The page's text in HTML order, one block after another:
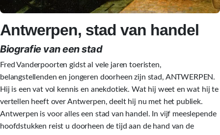
Antwerpen, stad van handel
Biografie van een stad
Fred Vanderpoorten gidst al vele jaren toeristen,
belangstellenden en jongeren doorheen zijn stad, ANTWERPEN.
Hij is een vat vol kennis en anekdotiek. Wat hij weet en wat hij te
vertellen heeft over Antwerpen, deelt hij nu met het publiek.
Antwerpen is voor alles een stad van handel. In vijf meeslepende
hoofdstukken reist u doorheen de tijd aan de hand van de